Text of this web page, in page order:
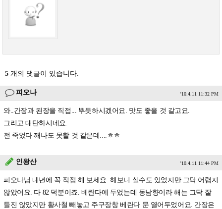
5 개의 댓글이 있습니다.
피오나 '10.4.11 11:32 PM
와..간장과 된장을 직접... 뿌듯하시겠어요. 맛도 좋을 것 같고요.
그리고 대단하시네요.
전 죽었다 깨나도 못할 것 같은데....ㅎㅎ
인왕산 '10.4.11 11:44 PM
피오나님 내년에 꼭 직접 해 보세요. 해보니 실수도 있었지만 그닥 어렵지
않았어요. 다 82 덕분이죠. 베란다에 두었는데 동남향이라 해는 그닥 잘
들진 않았지만 황사철 빼놓고 주구장창 베란다 문 열어두었어요. 간장은